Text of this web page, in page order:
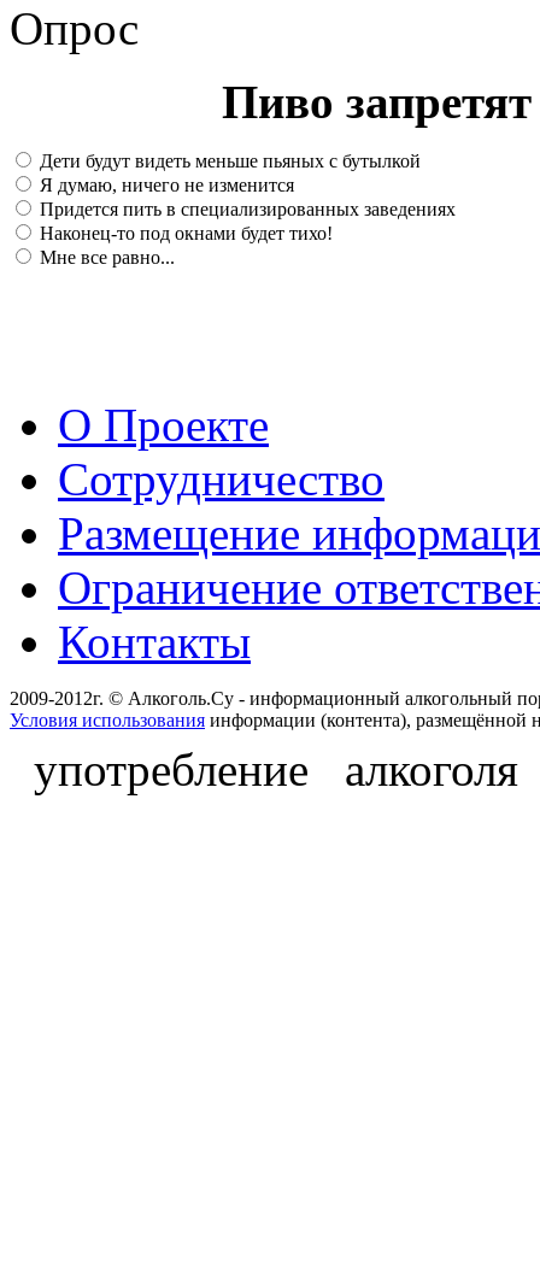
Опрос
Пиво
Дети будут видеть меньше пьяных с бутылкой
Я думаю, ничего не изменится
Придется пить в специализированных заведениях
Наконец-то под окнами будет тихо!
Мне все равно...
О Проекте
Сотрудничество
Размещение
Ограничение
Контакты
2009-2012г. © Алкоголь.Су - информационный алкогольный
Условия использования информации (контента), размещённой
употребление